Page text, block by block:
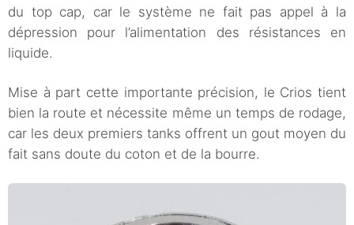
du top cap, car le système ne fait pas appel à la
dépression pour l’alimentation des résistances en
liquide.
Mise à part cette importante précision, le Crios tient
bien la route et nécessite même un temps de rodage,
car les deux premiers tanks offrent un gout moyen du
fait sans doute du coton et de la bourre.